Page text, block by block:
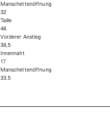
Manschettenöffnung
32
Taille
46
Vorderer Anstieg
36,5
Innennaht
17
Manschettenöffnung
33.5